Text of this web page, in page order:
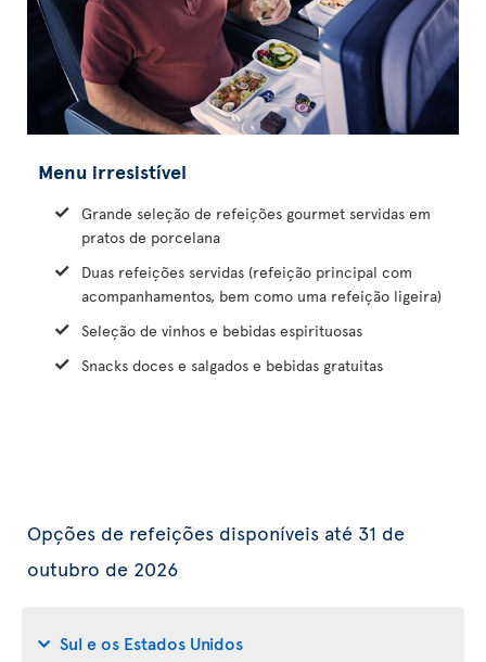
Menu irresistível
Grande seleção de refeições gourmet servidas em
pratos de porcelana
Duas refeições servidas (refeição principal com
acompanhamentos, bem como uma refeição ligeira)
Seleção de vinhos e bebidas espirituosas
Snacks doces e salgados e bebidas gratuitas
Opções de refeições disponíveis até 31 de
outubro de 2026
Sul e os Estados Unidos